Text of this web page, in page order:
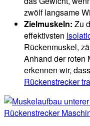
zwölf langsame
Zielmuskeln: Zu
effektivsten
Rückenmuskel,
Anhand der roten
erkennen wir,
Rückenstrecker